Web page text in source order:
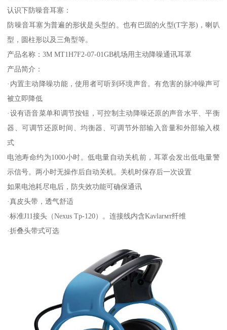
认识下防噪音耳塞：
防噪音耳塞为普遍的形状是头型的。也有巴固的火型(T字形)，喇叭
型，圆柱形以及三角型等。
产品名称：3M MT1H7F2-07-01GB机场用主动降噪通讯耳罩
产品简介：
·内置主动降噪功能，使用者可听到环境声音。有危害的脉冲噪声可
被立即降低
·设有语音菜单和调节按钮，可控制主动降噪还原的声音水平、平衡
器、可调节还原时间、均衡器、可调节外部输入音量和外部输入模
式
电池寿命约为1000小时。低电量自动关机前，耳罩会发出低电量警
示信号。两小时无操作后自动关机。关机时保存后一次设置
如果电池耗尽电后，防失效功能可确保通讯
·真皮头带，透气舒适
·标准J11接头（Nexus Tp-120）。连接线内含Kavlarмт纤维
·折叠头带式可选